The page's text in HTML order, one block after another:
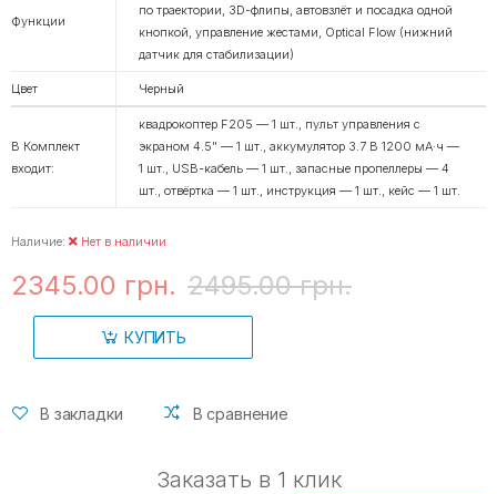
Функции
по траектории, 3D-флипы, автовзлёт и посадка одной
кнопкой, управление жестами, Optical Flow (нижний
датчик для стабилизации)
Цвет Черный
В Комплект
входит:
квадрокоптер F205 — 1 шт., пульт управления с
экраном 4.5" — 1 шт., аккумулятор 3.7 В 1200 мА·ч —
1 шт., USB-кабель — 1 шт., запасные пропеллеры — 4
шт., отвёртка — 1 шт., инструкция — 1 шт., кейс — 1 шт.
Наличие: Нет в наличии
2345.00 грн. 2495.00 грн.
КУПИТЬ
В закладки В сравнение
Заказать в 1 клик